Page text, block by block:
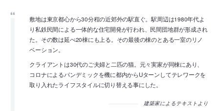
敷地は東京都心から30分程の近郊外の駅直ぐ。駅周辺は1980年代よ
り私鉄民間による一体的な住宅開発が行われ、民間団地群が形成され
た。その数は延べ20棟にも上る。その最後の棟のとある一室のリノ
ベーション。
クライアントは30代のご夫婦と二匹の猫。元々実家が同棟にあり、
コロナによるパンデミックを機に都内からUターンしてテレワークを
取り入れたライフスタイルに切り替える事にした。
建築家によるテキストより